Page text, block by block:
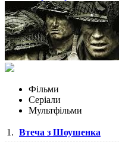
Фільми
Серіали
Мультфільми
1. Втеча з Шоушенка